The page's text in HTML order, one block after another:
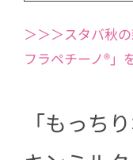
＞＞＞スタバ秋
フラペチーノ®」
「もっち